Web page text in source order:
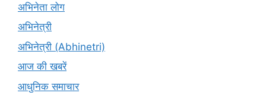
अभिनेता लोग
अभिनेत्री
अभिनेत्री (Abhinetri)
आज की खबरें
आधुनिक समाचार